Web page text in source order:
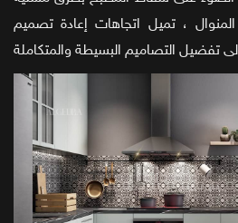
، تميل اتجاهات إعادة تصميم